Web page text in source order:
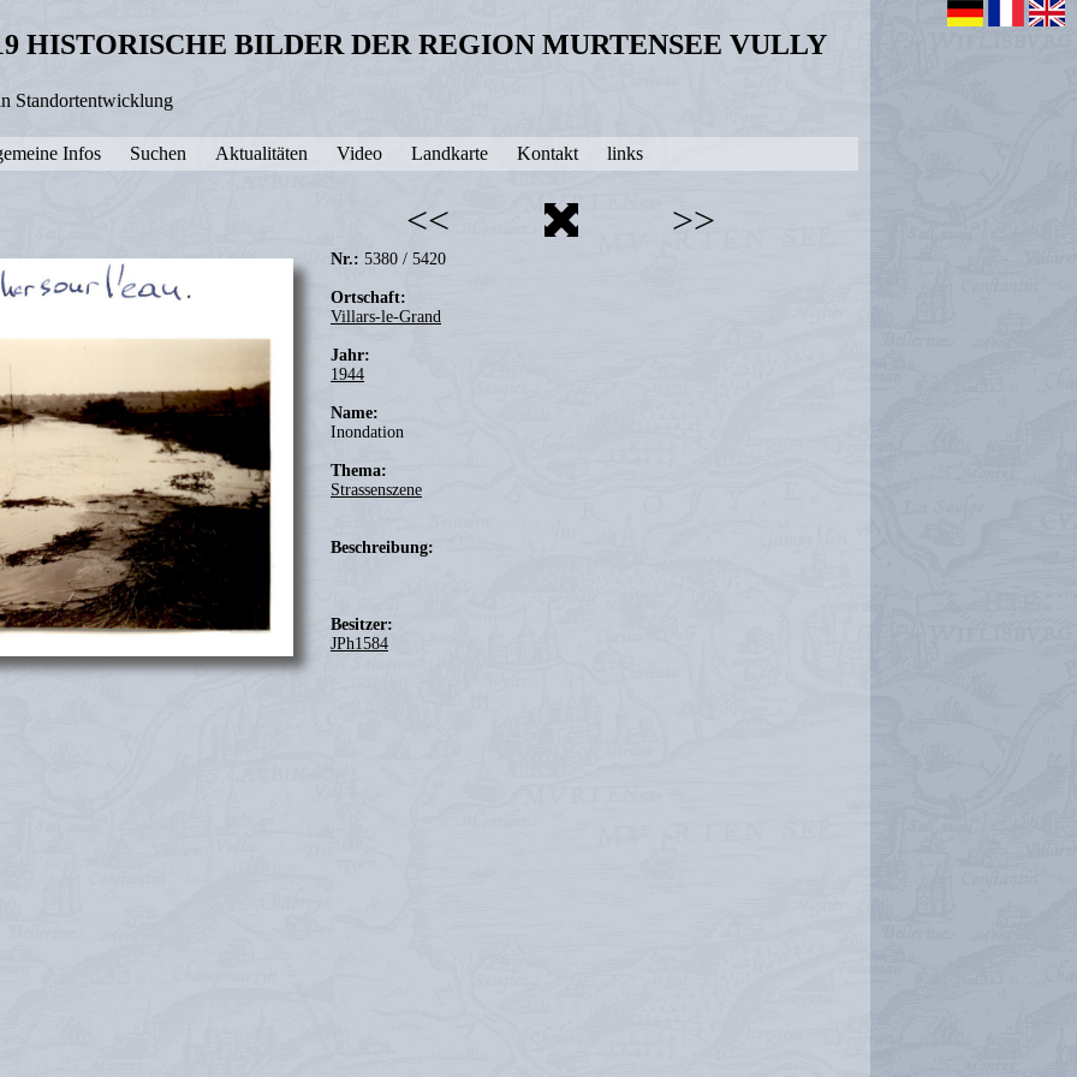
HISTORISCHE BILDER DER REGION MURTENSEE VULLY
Standortentwicklung
Infos Suchen Aktualitäten Video Landkarte Kontakt links
<< >>
Nr.: 5380 / 5420
Ortschaft:
Villars-le-Grand
Jahr:
1944
Name:
Inondation
Thema:
Strassenszene
Beschreibung:
Besitzer:
JPh1584